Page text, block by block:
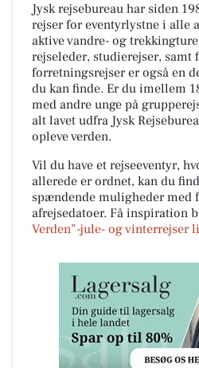
Jysk rejsebureau har siden
rejser for eventyrlystne i alle
aktive vandre- og
rejseleder, studierejser, samt
forretningsrejser er også en
du kan finde. Er du imellem
med andre unge på
alt lavet udfra Jysk
opleve verden.
Vil du have et rejseeventyr,
allerede er ordnet, kan du
spændende muligheder med
afrejsedatoer. Få inspiration
Verden”-jule- og vinterrejser